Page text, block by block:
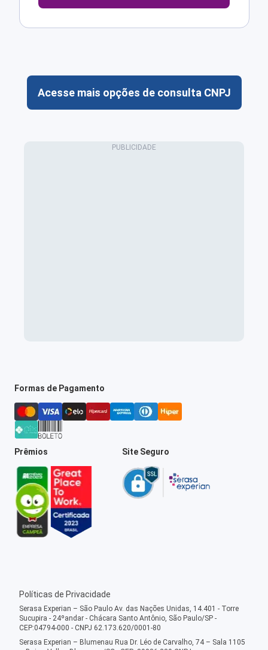
Acesse mais opções de consulta CNPJ
Formas de Pagamento
Prêmios Site Seguro
Políticas de Privacidade
Serasa Experian – São Paulo Av. das Nações Unidas, 14.401 - Torre
Sucupira - 24ºandar - Chácara Santo Antônio, São Paulo/SP -
CEP:04794-000 - CNPJ 62.173.620/0001-80
Serasa Experian – Blumenau Rua Dr. Léo de Carvalho, 74 – Sala 1105